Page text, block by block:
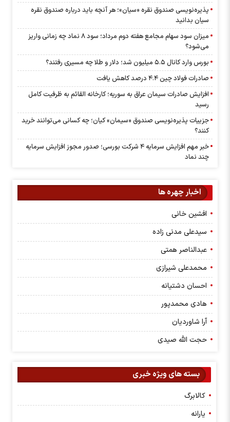
پذیره‌نویسی صندوق نقره «سیان»؛ هر آنچه باید درباره صندوق نقره
سیان بدانید
میزان سود سهام مجامع هفته دوم مرداد؛ سود ۸ نماد چه زمانی واریز
می‌شود؟
بورس وارد کانال ۵.۵ میلیون شد؛ دلار و طلا چه مسیری رفتند؟
صادرات فولاد چین ۴.۴ درصد کاهش یافت
افزایش صادرات سیمان عراق به سوریه؛ کارخانه القائم به ظرفیت کامل
رسید
جزییات پذیره‌نویسی صندوق «سیمان» کیان؛ چه کسانی می‌توانند خرید
کنند؟
خبر مهم افزایش سرمایه ۴ شرکت بورسی؛ صدور مجوز افزایش سرمایه
چند نماد
اخبار چهره ها
افشین خانی
سیدعلی مدنی زاده
عبدالناصر همتی
محمدعلی شیرازی
احسان دشتیانه
هادی محمدپور
آرا شاوردیان
حجت الله صیدی
بسته های ویژه خبری
کالابرگ
یارانه